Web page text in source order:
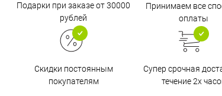
Подарки при заказе от 30000
рублей
Принимаем все
оплаты
Скидки постоянным
покупателям
Супер срочная
течение 2х